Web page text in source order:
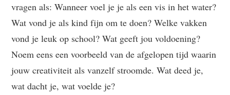
vragen als: Wanneer voel je je als een vis in het water?
Wat vond je als kind fijn om te doen? Welke vakken
vond je leuk op school? Wat geeft jou voldoening?
Noem eens een voorbeeld van de afgelopen tijd waarin
jouw creativiteit als vanzelf stroomde. Wat deed je,
wat dacht je, wat voelde je?